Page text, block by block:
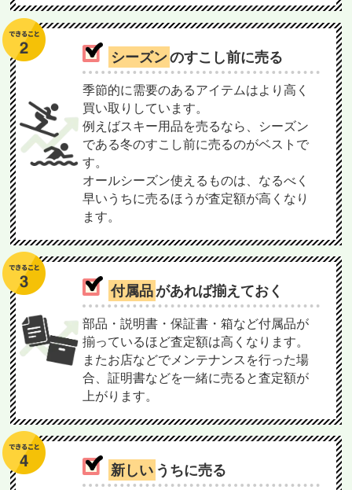
シーズンのすこし前に売る
季節的に需要のあるアイテムはより高く
買い取りしています。
例えばスキー用品を売るなら、シーズン
である冬のすこし前に売るのがベストで
す。
オールシーズン使えるものは、なるべく
早いうちに売るほうが査定額が高くなり
ます。
付属品があれば揃えておく
部品・説明書・保証書・箱など付属品が
揃っているほど査定額は高くなります。
またお店などでメンテナンスを行った場
合、証明書などを一緒に売ると査定額が
上がります。
新しい うちに売る